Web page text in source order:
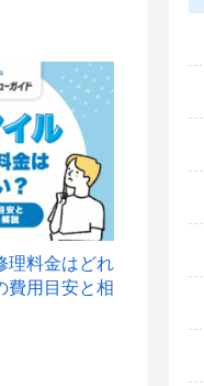
理料金はどれ
費用目安と相